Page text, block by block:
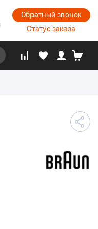
Обратный звонок
Статус заказа